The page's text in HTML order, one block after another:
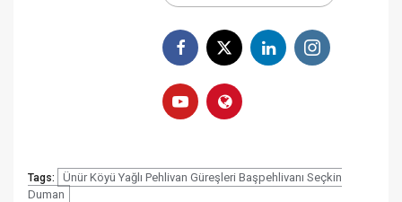
Tags:
Ünür Köyü Yağlı Pehlivan Güreşleri Başpehlivanı Seçkin
Duman